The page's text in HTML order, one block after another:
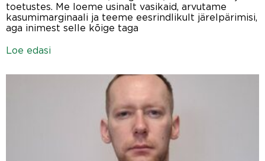
toetustes. Me loeme usinalt vasikaid, arvutame
kasumimarginaali ja teeme eesrindlikult järelpärimisi,
aga inimest selle kõige taga
Loe edasi